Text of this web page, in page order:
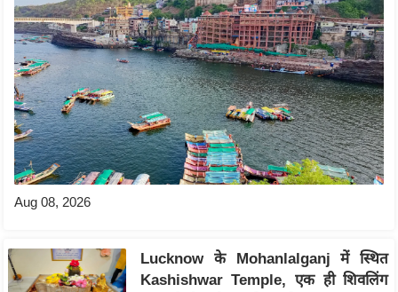
d
r
e
s
s
a
l
C
o
O
Aug 08, 2026
Lucknow के Mohanlalganj में स्थित
Kashishwar Temple, एक ही शिवलिंग